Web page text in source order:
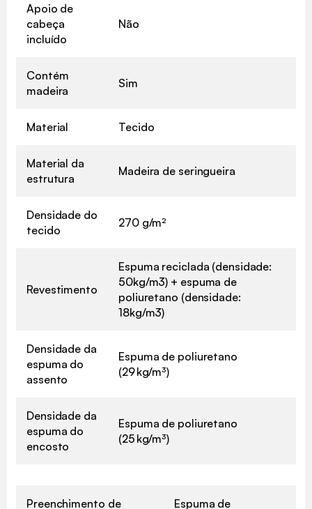
Apoio de
cabeça
incluído
Não
Contém
madeira
Sim
Material Tecido
Material da
estrutura
Madeira de seringueira
Densidade do
tecido
270 g/m²
Revestimento
Espuma reciclada (densidade:
50kg/m3) + espuma de
poliuretano (densidade:
18kg/m3)
Densidade da
espuma do
assento
Espuma de poliuretano
(29 kg/m³)
Densidade da
espuma do
encosto
Espuma de poliuretano
(25 kg/m³)
Preenchimento de Espuma de